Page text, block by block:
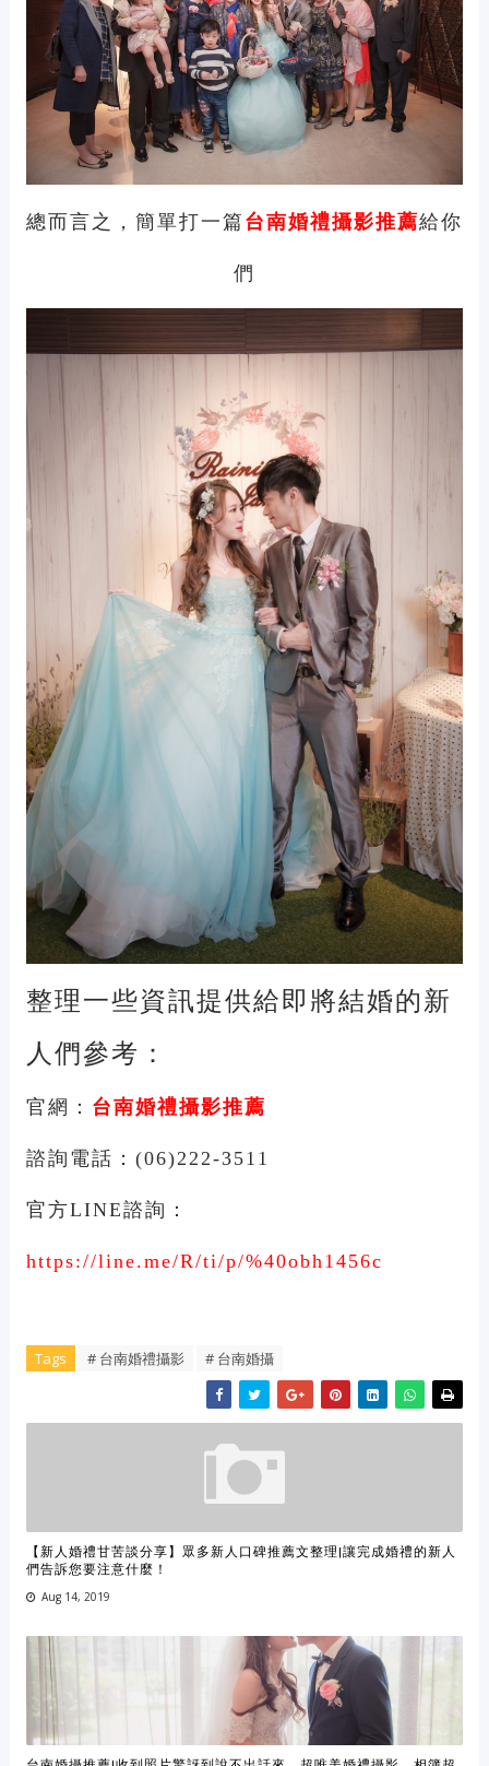
總而言之，簡單打一篇 台南婚禮攝影推薦給你
們
整理一些資訊提供給即將結婚的新
人們參考：
官網： 台南婚禮攝影推薦
諮詢電話： (06)222-3511
官方LINE諮詢：
https://line.me/R/ti/p/%40obh1456c
Tags # 台南婚禮攝影 # 台南婚攝
【新人婚禮甘苦談分享】眾多新人口碑推薦文整理|讓完成婚禮的新人
們告訴您要注意什麼！
Aug 14, 2019